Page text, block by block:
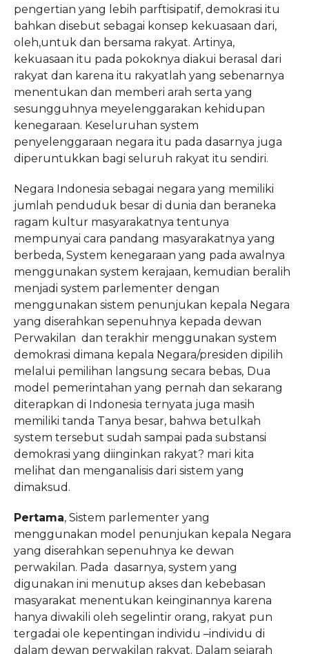
pengertian yang lebih parftisipatif, demokrasi itu
bahkan disebut sebagai konsep kekuasaan dari,
oleh,untuk dan bersama rakyat. Artinya,
kekuasaan itu pada pokoknya diakui berasal dari
rakyat dan karena itu rakyatlah yang sebenarnya
menentukan dan memberi arah serta yang
sesungguhnya meyelenggarakan kehidupan
kenegaraan. Keseluruhan system
penyelenggaraan negara itu pada dasarnya juga
diperuntukkan bagi seluruh rakyat itu sendiri.
Negara Indonesia sebagai negara yang memiliki
jumlah penduduk besar di dunia dan beraneka
ragam kultur masyarakatnya tentunya
mempunyai cara pandang masyarakatnya yang
berbeda, System kenegaraan yang pada awalnya
menggunakan system kerajaan, kemudian beralih
menjadi system parlementer dengan
menggunakan sistem penunjukan kepala Negara
yang diserahkan sepenuhnya kepada dewan
Perwakilan dan terakhir menggunakan system
demokrasi dimana kepala Negara/presiden dipilih
melalui pemilihan langsung secara bebas, Dua
model pemerintahan yang pernah dan sekarang
diterapkan di Indonesia ternyata juga masih
memiliki tanda Tanya besar, bahwa betulkah
system tersebut sudah sampai pada substansi
demokrasi yang diinginkan rakyat? mari kita
melihat dan menganalisis dari sistem yang
dimaksud.
Pertama, Sistem parlementer yang
menggunakan model penunjukan kepala Negara
yang diserahkan sepenuhnya ke dewan
perwakilan. Pada dasarnya, system yang
digunakan ini menutup akses dan kebebasan
masyarakat menentukan keinginannya karena
hanya diwakili oleh segelintir orang, rakyat pun
tergadai ole kepentingan individu –individu di
dalam dewan perwakilan rakyat. Dalam sejarah